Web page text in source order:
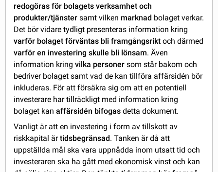
redogöras för bolagets verksamhet och
produkter/tjänster samt vilken marknad bolaget verkar.
Det bör vidare tydligt presenteras information kring
varför bolaget förväntas bli framgångsrikt och därmed
varför en investering skulle bli lönsam. Även
information kring vilka personer som står bakom och
bedriver bolaget samt vad de kan tillföra affärsidén bör
inkluderas. För att försäkra sig om att en potentiell
investerare har tillräckligt med information kring
bolaget kanaffärsidén bifogas detta dokument.
Vanligt är att en investering i form av tillskott av
riskkapital ärtidsbegränsad. Tanken är då att
uppställda mål ska vara uppnådda inom utsatt tid och
investeraren ska ha gått med ekonomisk vinst och kan